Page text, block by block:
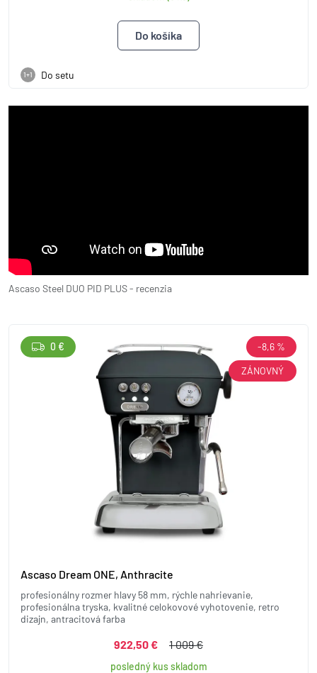
1+1 Do setu
Ascaso Steel DUO PID PLUS - recenzia
Ascaso Dream ONE, Anthracite
profesionálny rozmer hlavy 58 mm, rýchle nahrievanie,
profesionálna tryska, kvalitné celokovové vyhotovenie, retro
dizajn, antracitová farba
922,50 € 1 009 €
posledný kus skladom
0 €
-8,6 %
ZÁNOVNÝ